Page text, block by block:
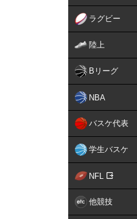
ラグビー
陸上
Bリーグ
NBA
バスケ代表
学生バスケ
NFL
他競技